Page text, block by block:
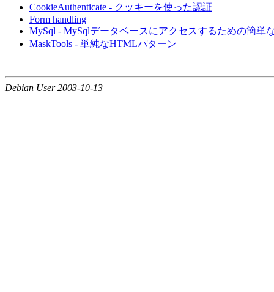
CookieAuthenticate - クッキーを使った認証
Form handling
MySql - MySqlデータベースにアクセスするための簡単
MaskTools - 単純なHTMLパターン
Debian User 2003-10-13